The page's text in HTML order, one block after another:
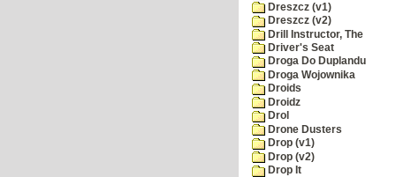
Dreszcz (v1)
Dreszcz (v2)
Drill Instructor, The
Driver's Seat
Droga Do Duplandu
Droga Wojownika
Droids
Droidz
Drol
Drone Dusters
Drop (v1)
Drop (v2)
Drop It